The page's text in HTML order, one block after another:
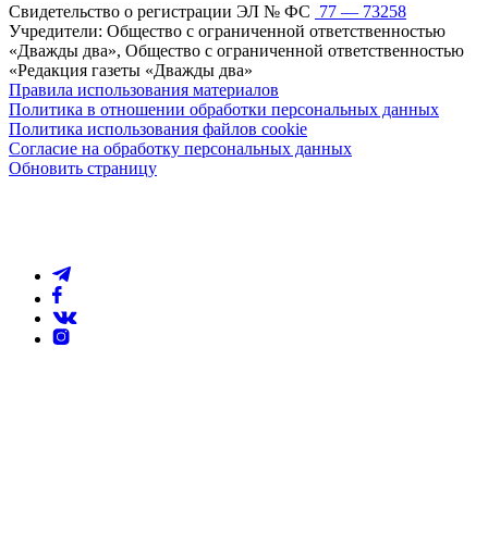
Свидетельство о регистрации ЭЛ № ФС 77 — 73258
Учредители: Общество с ограниченной ответственностью
«Дважды два», Общество с ограниченной ответственностью
«Редакция газеты «Дважды два»
Правила использования материалов
Политика в отношении обработки персональных данных
Политика использования файлов cookie
Согласие на обработку персональных данных
Обновить страницу